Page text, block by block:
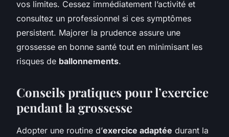
vos limites. Cessez immédiatement l’activité et
consultez un professionnel si ces symptômes
persistent. Majorer la prudence assure une
grossesse en bonne santé tout en minimisant les
risques de ballonnements.
Conseils pratiques pour l’exercice
pendant la grossesse
Adopter une routine d’exercice adaptée durant la